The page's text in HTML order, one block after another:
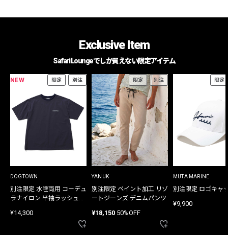
Exclusive Item
Safari Loungeでしか買えない限定アイテム
NEW 限定 別注
DOGTOWN
別注限定 水陸両用 コーデュ
ラナイロン 半袖ラッシュガ
¥14,300
限定 別注
YANUK
別注限定 ペイント加工 リゾ
ートジーンズ デニムパンツ
¥18,150 50%OFF
限定
MUTA MARINE
別注限定 ロゴキャ
¥9,900